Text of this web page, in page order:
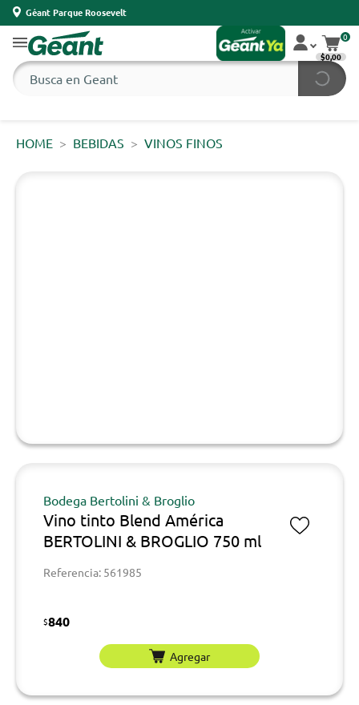
Géant Parque Roosevelt
0
$0,00
HOME BEBIDAS VINOS FINOS
Bodega Bertolini & Broglio
Vino tinto Blend América
BERTOLINI & BROGLIO 750 ml
Referencia: 561985
$840
Agregar